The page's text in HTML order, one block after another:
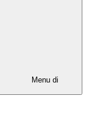
Menu di